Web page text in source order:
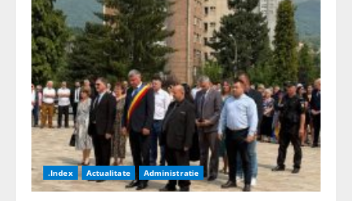
.Index Actualitate Administratie